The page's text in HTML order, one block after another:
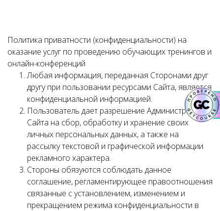
Политика приватности (конфиденциальности) на
оказание услуг по проведению обучающих тренингов и
онлайн-конференций
Любая информация, переданная Сторонами друг
другу при пользовании ресурсами Сайта, является
конфиденциальной информацией.
Пользователь дает разрешение Администрации
Сайта на сбор, обработку и хранение своих
личных персональных данных, а также на
рассылку текстовой и графической информации
рекламного характера.
Стороны обязуются соблюдать данное
соглашение, регламентирующее правоотношения
связанные с установлением, изменением и
прекращением режима конфиденциальности в